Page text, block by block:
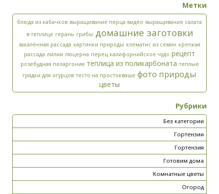
Метки
блюда из кабачков выращивание перца видео выращивание салата
в теплице герань грибы домашние заготовки
закалённая рассада картинки природы клематис из семян крепкая
рассада лилии люцерна перец калифорнийское чудо рецепт
розебудная пеларгония теплица из поликарбоната теплые
грядки для огурцов тесто на простокваше фото природы
цветы
Рубрики
Без категории
Гортензии
Гортензия
Готовим дома
Комнатные цветы
Огород